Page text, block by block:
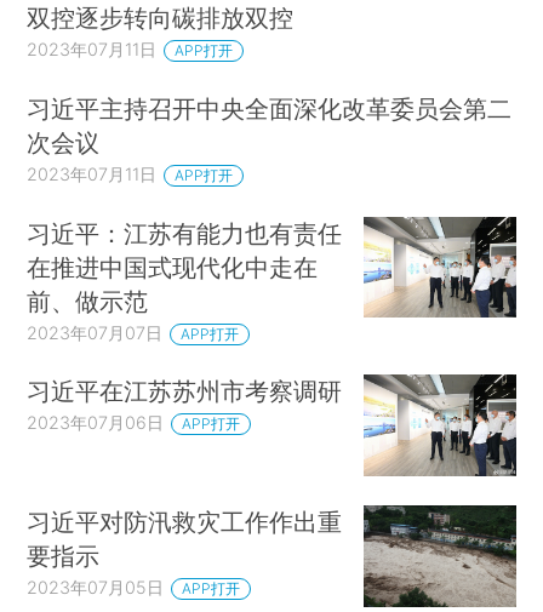
双控逐步转向碳排放双控
2023年07月11日 APP打开
习近平主持召开中央全面深化改革委员会第二
次会议
2023年07月11日 APP打开
习近平：江苏有能力也有责任
在推进中国式现代化中走在
前、做示范
2023年07月07日 APP打开
习近平在江苏苏州市考察调研
2023年07月06日 APP打开
习近平对防汛救灾工作作出重
要指示
2023年07月05日 APP打开